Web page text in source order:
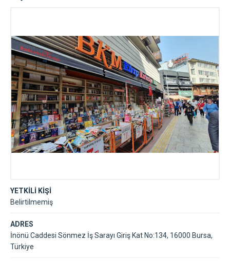
YETKİLİ KİŞİ
Belirtilmemiş
ADRES
İnönü Caddesi Sönmez İş Sarayı Giriş Kat No:134, 16000 Bursa,
Türkiye